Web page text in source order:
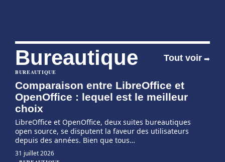
Bureautique Tout voir
BUREAUTIQUE
Comparaison entre LibreOffice et
OpenOffice : lequel est le meilleur
choix
LibreOffice et OpenOffice, deux suites bureautiques
open source, se disputent la faveur des utilisateurs
depuis des années. Bien que tous…
31 juillet 2026